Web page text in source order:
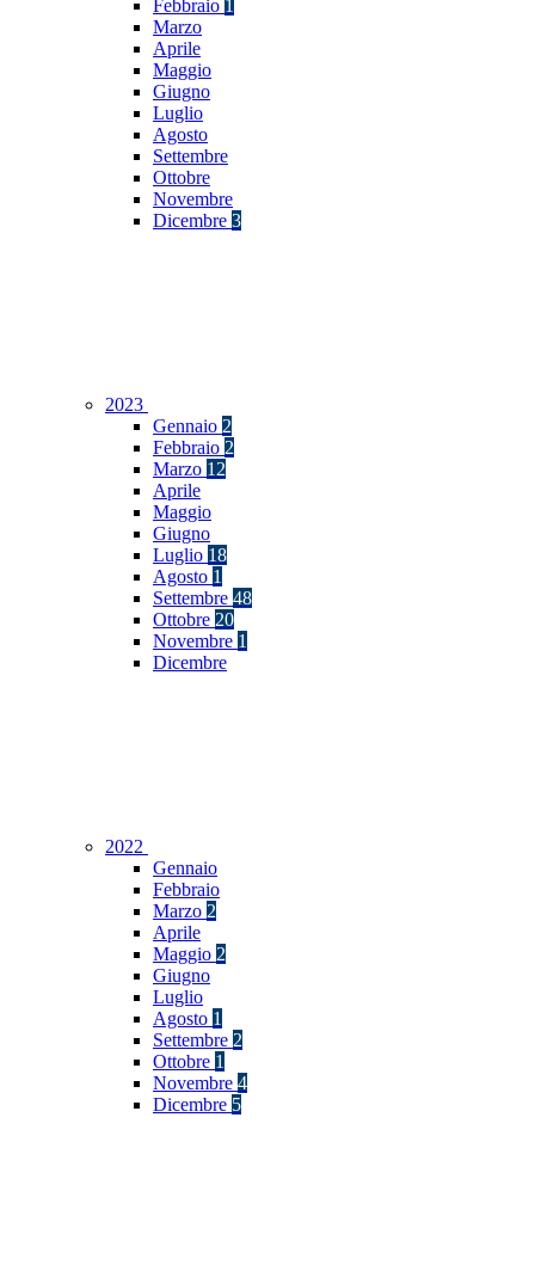
Febbraio 1
Marzo
Aprile
Maggio
Giugno
Luglio
Agosto
Settembre
Ottobre
Novembre
Dicembre 3
2023
Gennaio 2
Febbraio 2
Marzo 12
Aprile
Maggio
Giugno
Luglio 18
Agosto 1
Settembre 48
Ottobre 20
Novembre 1
Dicembre
2022
Gennaio
Febbraio
Marzo 2
Aprile
Maggio 2
Giugno
Luglio
Agosto 1
Settembre 2
Ottobre 1
Novembre 4
Dicembre 5